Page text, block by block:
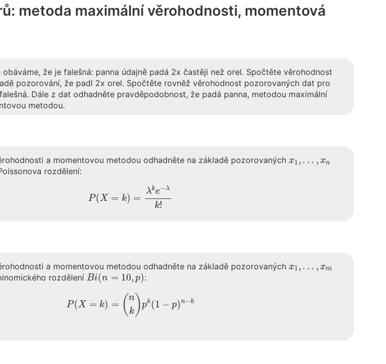
metoda maximální věrohodnosti, momentová
obáváme, že je falešná: panna údajně padá 2x častěji než orel. Spočtěte věrohodnost
pozorování, že padl 2x orel. Spočtěte rovněž věrohodnost pozorovaných dat pro
Dále z dat odhadněte pravděpodobnost, že padá panna, metodou maximální
metodou.
a momentovou metodou odhadněte na základě pozorovanýchx1, … , xn
x1 … ,x n
rozdělení:
P (X = k) =
λke−λ
k!
e−λ k!
a momentovou metodou odhadněte na základě pozorovanýchx1, … , xm
x1 m
rozdělení Bi(n = 10, p)
Bi(n =10,p) :
P(X = k) = ( n
k)pk (1 − p)n−k
k) pk